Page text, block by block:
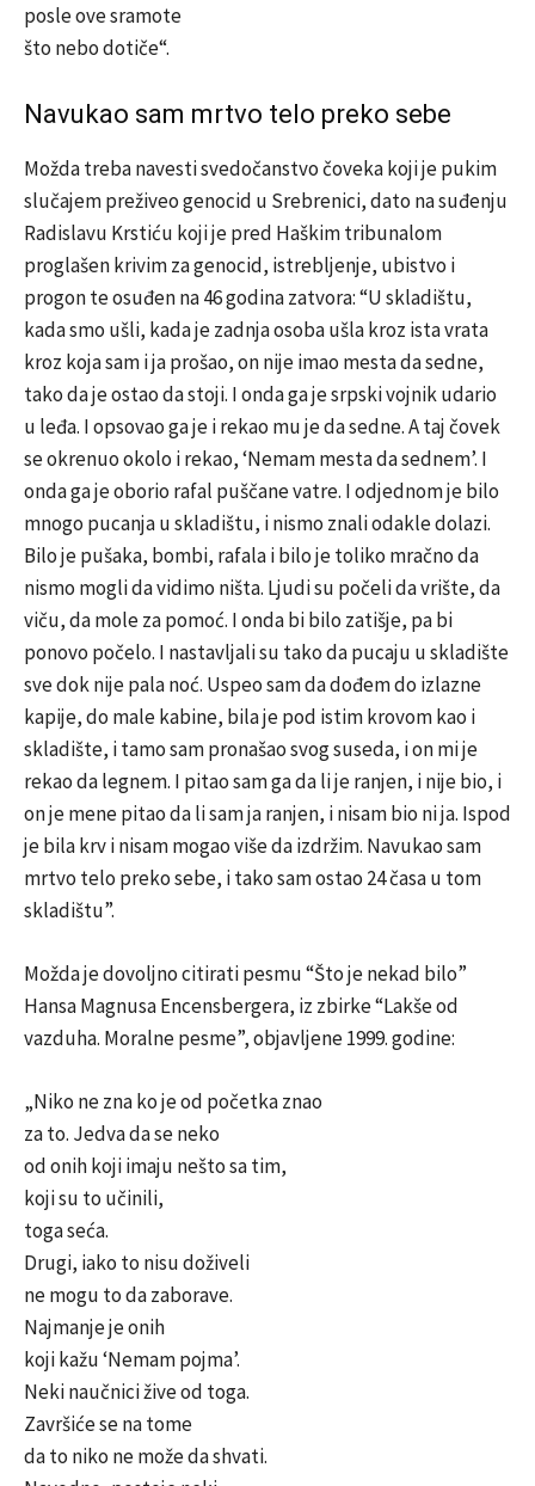
posle ove sramote
što nebo dotiče“.
Navukao sam mrtvo telo preko sebe
Možda treba navesti svedočanstvo čoveka koji je pukim
slučajem preživeo genocid u Srebrenici, dato na suđenju
Radislavu Krstiću koji je pred Haškim tribunalom
proglašen krivim za genocid, istrebljenje, ubistvo i
progon te osuđen na 46 godina zatvora: “U skladištu,
kada smo ušli, kada je zadnja osoba ušla kroz ista vrata
kroz koja sam i ja prošao, on nije imao mesta da sedne,
tako da je ostao da stoji. I onda ga je srpski vojnik udario
u leđa. I opsovao ga je i rekao mu je da sedne. A taj čovek
se okrenuo okolo i rekao, ‘Nemam mesta da sednem’. I
onda ga je oborio rafal puščane vatre. I odjednom je bilo
mnogo pucanja u skladištu, i nismo znali odakle dolazi.
Bilo je pušaka, bombi, rafala i bilo je toliko mračno da
nismo mogli da vidimo ništa. Ljudi su počeli da vrište, da
viču, da mole za pomoć. I onda bi bilo zatišje, pa bi
ponovo počelo. I nastavljali su tako da pucaju u skladište
sve dok nije pala noć. Uspeo sam da dođem do izlazne
kapije, do male kabine, bila je pod istim krovom kao i
skladište, i tamo sam pronašao svog suseda, i on mi je
rekao da legnem. I pitao sam ga da li je ranjen, i nije bio, i
on je mene pitao da li sam ja ranjen, i nisam bio ni ja. Ispod
je bila krv i nisam mogao više da izdržim. Navukao sam
mrtvo telo preko sebe, i tako sam ostao 24 časa u tom
skladištu”.
Možda je dovoljno citirati pesmu “Što je nekad bilo”
Hansa Magnusa Encensbergera, iz zbirke “Lakše od
vazduha. Moralne pesme”, objavljene 1999. godine:
„Niko ne zna ko je od početka znao
za to. Jedva da se neko
od onih koji imaju nešto sa tim,
koji su to učinili,
toga seća.
Drugi, iako to nisu doživeli
ne mogu to da zaborave.
Najmanje je onih
koji kažu ‘Nemam pojma’.
Neki naučnici žive od toga.
Završiće se na tome
da to niko ne može da shvati.